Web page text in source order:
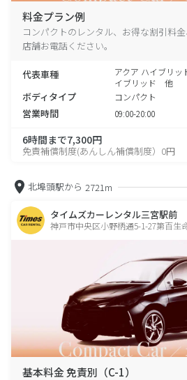
料金プラン例
コンパクトのレンタル、お得な割引料
店舗お電話ください。
代表車種
アクア ハイブリッ
イブリッド 他
ボディタイプ コンパクト
営業時間 09:00-20:00
6時間まで7,300円
免責補償制度(あんしん補償制度）0円
北埠頭駅から 2721m
タイムズカーレンタル三宮駅前
神戸市中央区小野柄通5-1-27第百生
基本料金 免責別（C-1）